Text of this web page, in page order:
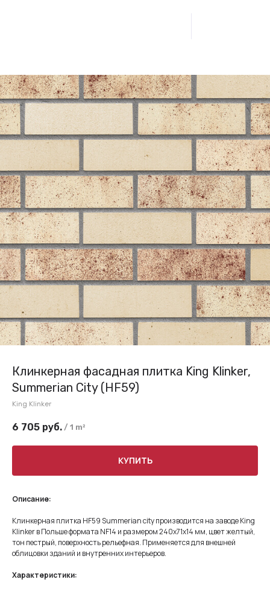
Клинкерная фасадная плитка King Klinker,
Summerian City (HF59)
King Klinker
6 705 руб. / 1 m²
КУПИТЬ
Описание:
Клинкерная плитка HF59 Summerian city производится на заводе King
Klinker в Польше формата NF14 и размером 240x71x14 мм, цвет желтый,
тон пестрый, поверхность рельефная. Применяется для внешней
облицовки зданий и внутренних интерьеров.
Характеристики: